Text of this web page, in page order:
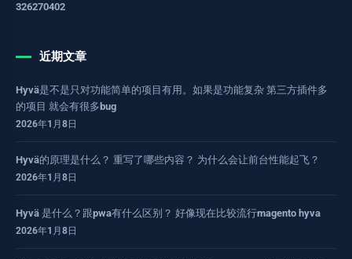
326270402
近期文章
Hyvä是不是只对功能简单的项目有用。如果是功能复杂 第三方插件多
的项目 就会有很多bug
2026年1月8日
Hyvä的原理是什么？ 重写了哪些内容？ 为什么会让前台性能起飞？
2026年1月8日
Hyvä 是什么？跟pwa有什么区别？ 好像现在比较流行magento hyva
2026年1月8日